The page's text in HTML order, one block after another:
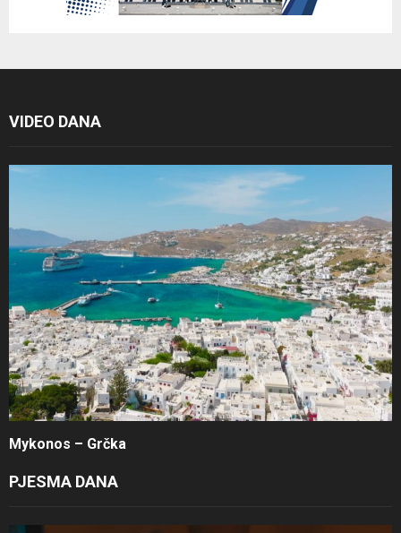
VIDEO DANA
Mykonos – Grčka
PJESMA DANA